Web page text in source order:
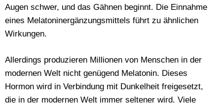
Augen schwer, und das Gähnen beginnt. Die Einnahme
eines Melatoninergänzungsmittels führt zu ähnlichen
Wirkungen.
Allerdings produzieren Millionen von Menschen in der
modernen Welt nicht genügend Melatonin. Dieses
Hormon wird in Verbindung mit Dunkelheit freigesetzt,
die in der modernen Welt immer seltener wird. Viele